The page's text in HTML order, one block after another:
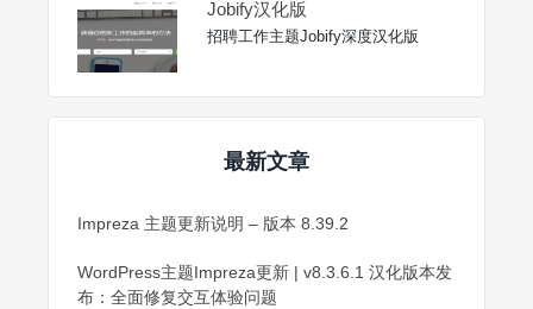
Jobify汉化版
招聘工作主题Jobify深度汉化版
最新文章
Impreza 主题更新说明 – 版本 8.39.2
WordPress主题Impreza更新 | v8.3.6.1 汉化版本发
布：全面修复交互体验问题